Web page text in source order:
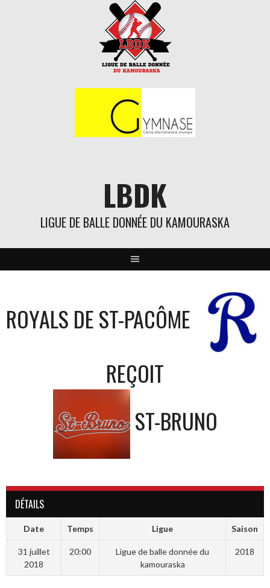
LBDK
LIGUE DE BALLE DONNÉE DU KAMOURASKA
ROYALS DE ST-PACÔME
REÇOIT
ST-BRUNO
DÉTAILS
Date Temps Ligue Saison
31 juillet
2018
20:00
Ligue de balle donnée du
kamouraska
2018